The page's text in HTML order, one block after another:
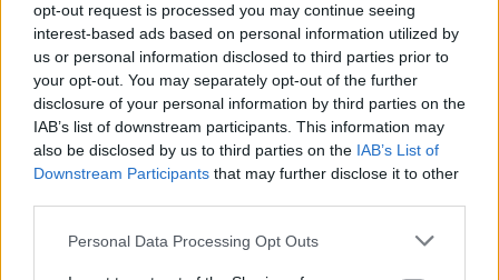
opt-out request is processed you may continue seeing
interest-based ads based on personal information utilized by
us or personal information disclosed to third parties prior to
your opt-out. You may separately opt-out of the further
disclosure of your personal information by third parties on the
IAB’s list of downstream participants. This information may
also be disclosed by us to third parties on the IAB’s List of
Downstream Participants that may further disclose it to other
Personal Data Processing Opt Outs
Új gyalogosátkelők és jelzőlámpás
csomópont épül Angyalföldön
Másfélszeresére bővítik
Hódmezővásárhely jó hírű református
iskoláját